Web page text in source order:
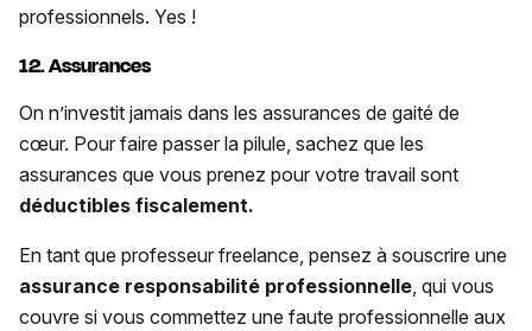
professionnels. Yes !
12. Assurances
On n’investit jamais dans les assurances de gaité de
cœur. Pour faire passer la pilule, sachez que les
assurances que vous prenez pour votre travail sont
déductibles fiscalement.
En tant que professeur freelance, pensez à souscrire une
assurance responsabilité professionnelle, qui vous
couvre si vous commettez une faute professionnelle aux